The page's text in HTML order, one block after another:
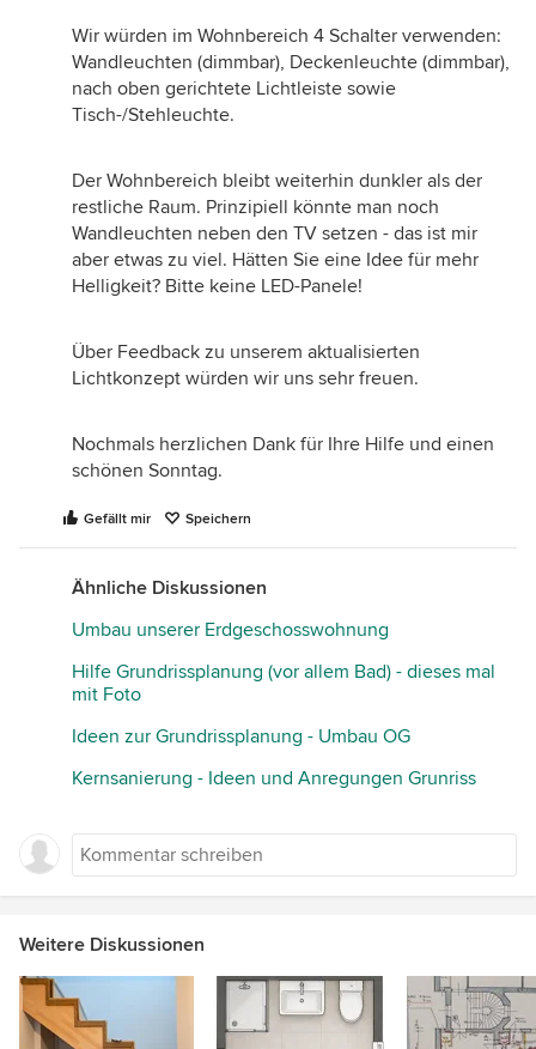
Wir würden im Wohnbereich 4 Schalter verwenden:
Wandleuchten (dimmbar), Deckenleuchte (dimmbar),
nach oben gerichtete Lichtleiste sowie
Tisch-/Stehleuchte.
Der Wohnbereich bleibt weiterhin dunkler als der
restliche Raum. Prinzipiell könnte man noch
Wandleuchten neben den TV setzen - das ist mir
aber etwas zu viel. Hätten Sie eine Idee für mehr
Helligkeit? Bitte keine LED-Panele!
Über Feedback zu unserem aktualisierten
Lichtkonzept würden wir uns sehr freuen.
Nochmals herzlichen Dank für Ihre Hilfe und einen
schönen Sonntag.
Gefällt mir Speichern
Ähnliche Diskussionen
Umbau unserer Erdgeschosswohnung
Hilfe Grundrissplanung (vor allem Bad) - dieses mal
mit Foto
Ideen zur Grundrissplanung - Umbau OG
Kernsanierung - Ideen und Anregungen Grunriss
Weitere Diskussionen